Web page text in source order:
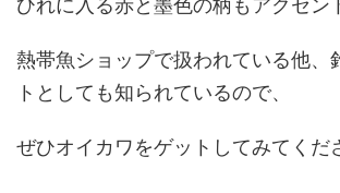
ひれに入る赤と墨色の柄もアクセン
熱帯魚ショップで扱われている他、
トとしても知られているので、
ぜひオイカワをゲットしてみてくだ